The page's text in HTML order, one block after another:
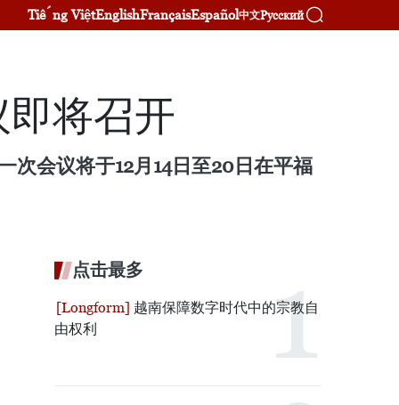
Tiếng ViệtEnglishFrançaisEspañol中文Русский
即将召开
次会议将于12月14日至20日在平福
点击最多
越南保障数字时代中的宗教自
由权利